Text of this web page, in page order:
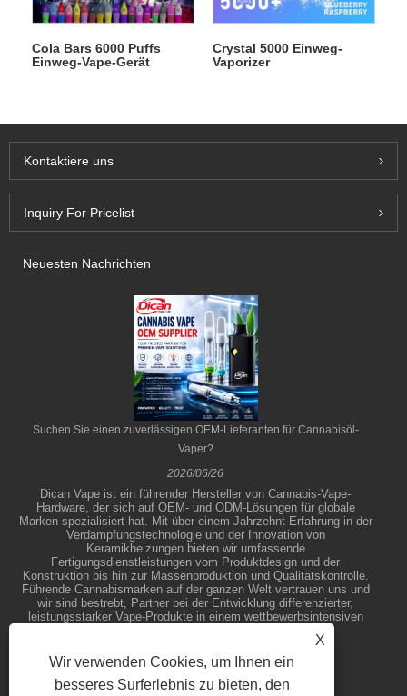
Cola Bars 6000 Puffs
Einweg-Vape-Gerät
Crystal 5000 Einweg-
Vaporizer
Kontaktiere uns
Inquiry For Pricelist
Neuesten Nachrichten
Suchen Sie einen zuverlässigen OEM-Lieferanten für Cannabisöl-
Vaper?
2026/06/26
Dican Vape ist ein führender Hersteller von Cannabis-Vape-
Hardware, der sich auf OEM- und ODM-Lösungen für globale
Marken spezialisiert hat. Mit über einem Jahrzehnt Erfahrung in der
Verdampfungstechnologie und der Innovation von
Keramikheizungen bieten wir umfassende
Fertigungsdienstleistungen vom Produktdesign und der
Konstruktion bis hin zur Massenproduktion und Qualitätskontrolle.
Führende Cannabismarken auf der ganzen Welt vertrauen uns und
wir sind bestrebt, Partner bei der Entwicklung differenzierter,
leistungsstarker Vape-Produkte in einem wettbewerbsintensiven
X
Wir verwenden Cookies, um Ihnen ein
besseres Surferlebnis zu bieten, den